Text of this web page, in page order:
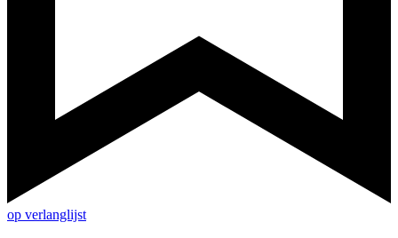
op verlanglijst